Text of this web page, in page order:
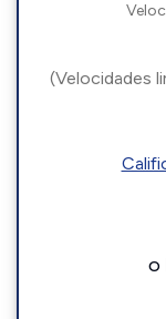
(Velocidades
o